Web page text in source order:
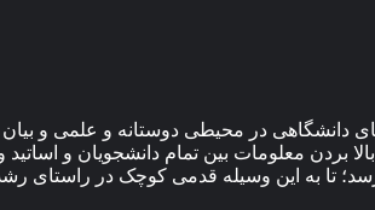
دانشگاهی در محیطی دوستانه و علمی و بیان
بردن معلومات بین تمام دانشجویان و اساتید
تا به این وسیله قدمی کوچک در راستای